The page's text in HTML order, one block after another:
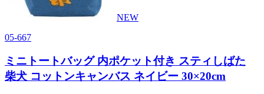
NEW
05-667
ミニトートバッグ 内ポケット付き スティしばた
柴犬 コットンキャンバス ネイビー 30×20cm